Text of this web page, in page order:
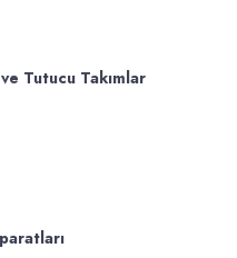
Tutucu Takımlar